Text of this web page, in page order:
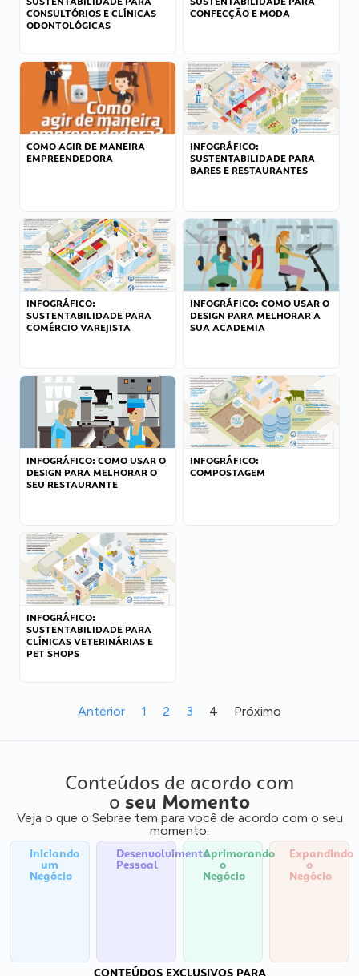
CONSULTÓRIOS E CLÍNICAS
ODONTOLÓGICAS
CONFECÇÃO E MODA
COMO AGIR DE MANEIRA
EMPREENDEDORA
INFOGRÁFICO:
SUSTENTABILIDADE PARA
BARES E RESTAURANTES
INFOGRÁFICO:
SUSTENTABILIDADE PARA
COMÉRCIO VAREJISTA
INFOGRÁFICO: COMO USAR O
DESIGN PARA MELHORAR A
SUA ACADEMIA
INFOGRÁFICO: COMO USAR O
DESIGN PARA MELHORAR O
SEU RESTAURANTE
INFOGRÁFICO:
COMPOSTAGEM
INFOGRÁFICO:
SUSTENTABILIDADE PARA
CLÍNICAS VETERINÁRIAS E
PET SHOPS
Anterior 1 2 3 4 Próximo
Conteúdos de acordo com
o seu Momento
Veja o que o Sebrae tem para você de acordo com o seu
momento:
Iniciando
um
Negócio
Desenvolvimento
Pessoal
Aprimorando
o
Negócio
Expandindo
o
Negócio
CONTEÚDOS EXCLUSIVOS PARA